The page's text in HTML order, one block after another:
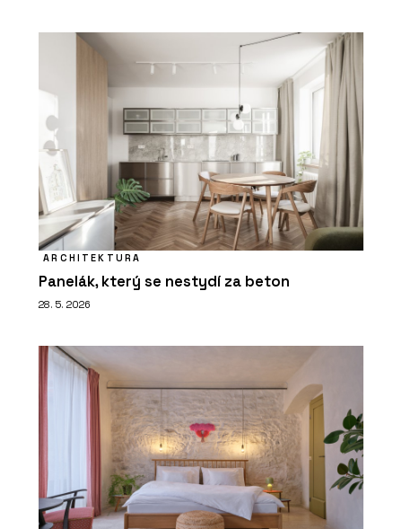
ARCHITEKTURA
Panelák, který se nestydí za beton
28. 5. 2026